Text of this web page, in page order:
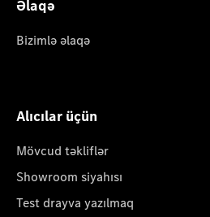
Əlaqə
Bizimlə əlaqə
Alıcılar üçün
Mövcud təkliflər
Showroom siyahısı
Test drayva yazılmaq